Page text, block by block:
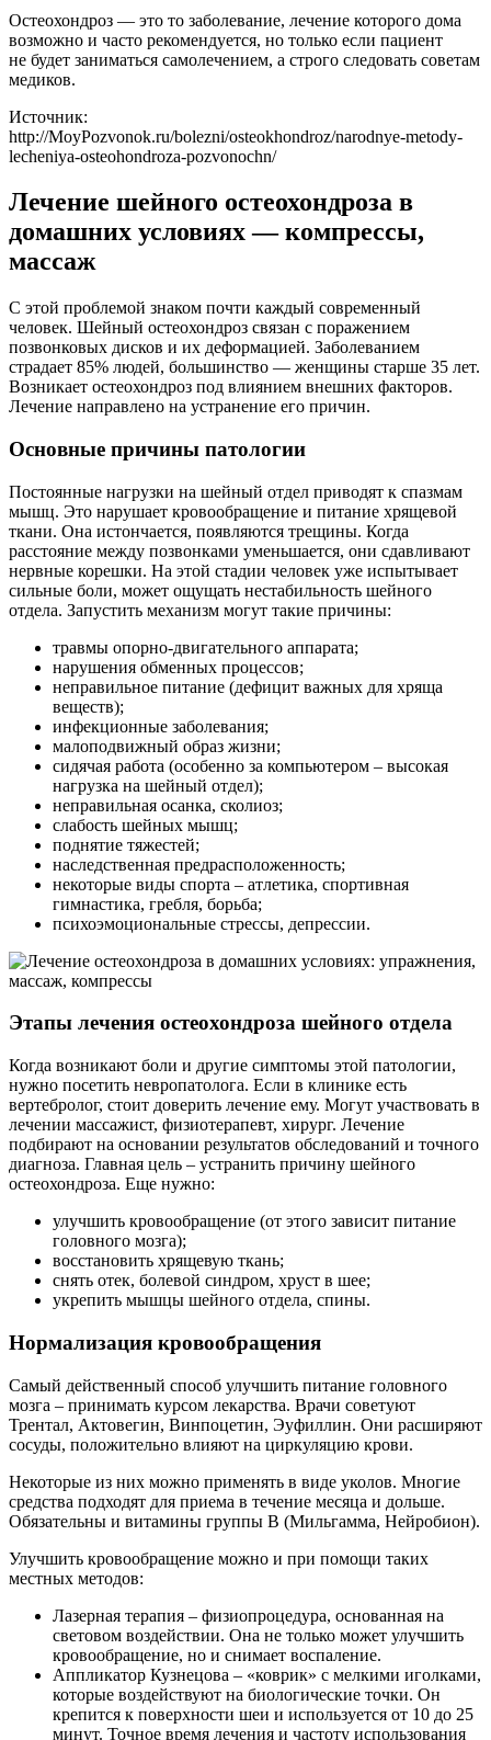
Остеохондроз — это то заболевание, лечение которого дома
возможно и часто рекомендуется, но только если пациент
не будет заниматься самолечением, а строго следовать советам
медиков.
Источник:
http://MoyPozvonok.ru/bolezni/osteokhondroz/narodnye-metody-
lecheniya-osteohondroza-pozvonochn/
Лечение шейного остеохондроза в
домашних условиях — компрессы,
массаж
С этой проблемой знаком почти каждый современный
человек. Шейный остеохондроз связан с поражением
позвонковых дисков и их деформацией. Заболеванием
страдает 85% людей, большинство — женщины старше 35 лет.
Возникает остеохондроз под влиянием внешних факторов.
Лечение направлено на устранение его причин.
Основные причины патологии
Постоянные нагрузки на шейный отдел приводят к спазмам
мышц. Это нарушает кровообращение и питание хрящевой
ткани. Она истончается, появляются трещины. Когда
расстояние между позвонками уменьшается, они сдавливают
нервные корешки. На этой стадии человек уже испытывает
сильные боли, может ощущать нестабильность шейного
отдела. Запустить механизм могут такие причины:
травмы опорно-двигательного аппарата;
нарушения обменных процессов;
неправильное питание (дефицит важных для хряща
веществ);
инфекционные заболевания;
малоподвижный образ жизни;
сидячая работа (особенно за компьютером – высокая
нагрузка на шейный отдел);
неправильная осанка, сколиоз;
слабость шейных мышц;
поднятие тяжестей;
наследственная предрасположенность;
некоторые виды спорта – атлетика, спортивная
гимнастика, гребля, борьба;
психоэмоциональные стрессы, депрессии.
Этапы лечения остеохондроза шейного отдела
Когда возникают боли и другие симптомы этой патологии,
нужно посетить невропатолога. Если в клинике есть
вертебролог, стоит доверить лечение ему. Могут участвовать в
лечении массажист, физиотерапевт, хирург. Лечение
подбирают на основании результатов обследований и точного
диагноза. Главная цель – устранить причину шейного
остеохондроза. Еще нужно:
улучшить кровообращение (от этого зависит питание
головного мозга);
восстановить хрящевую ткань;
снять отек, болевой синдром, хруст в шее;
укрепить мышцы шейного отдела, спины.
Нормализация кровообращения
Самый действенный способ улучшить питание головного
мозга – принимать курсом лекарства. Врачи советуют
Трентал, Актовегин, Винпоцетин, Эуфиллин. Они расширяют
сосуды, положительно влияют на циркуляцию крови.
Некоторые из них можно применять в виде уколов. Многие
средства подходят для приема в течение месяца и дольше.
Обязательны и витамины группы В (Мильгамма, Нейробион).
Улучшить кровообращение можно и при помощи таких
местных методов:
Лазерная терапия – физиопроцедура, основанная на
световом воздействии. Она не только может улучшить
кровообращение, но и снимает воспаление.
Аппликатор Кузнецова – «коврик» с мелкими иголками,
которые воздействуют на биологические точки. Он
крепится к поверхности шеи и используется от 10 до 25
минут. Точное время лечения и частоту использования